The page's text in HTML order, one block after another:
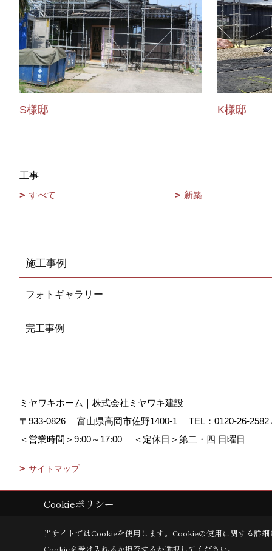
S様邸 K様邸
工事
すべて
新築
施工事例
フォトギャラリー
完工事例
ミヤワキホーム｜株式会社ミヤワキ建設
〒933-0826
富山県高岡市佐野1400-1 TEL： 0120-26-2582
＜営業時間＞9:00～17:00
＜定休日＞第二・四 日曜日
サイトマップ
Copyright (c) MIYAWAKI HOME. All Rights Reserved.
Cookieポリシー
当サイトではCookieを使用します。 Cookieの使用に関する詳細